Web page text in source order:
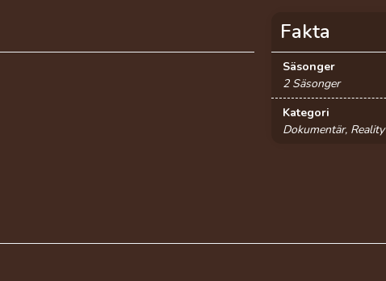
Fakta
Säsonger
2 Säsonger
Kategori
Dokumentär, Reality